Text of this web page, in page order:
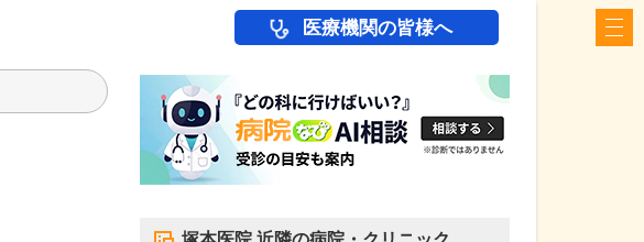
医療機関の皆様へ